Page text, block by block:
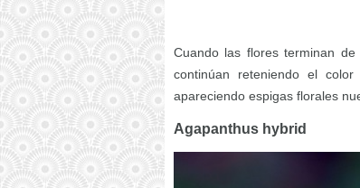
Cuando las flores terminan
continúan reteniendo el
apareciendo espigas florales
Agapanthus hybrid